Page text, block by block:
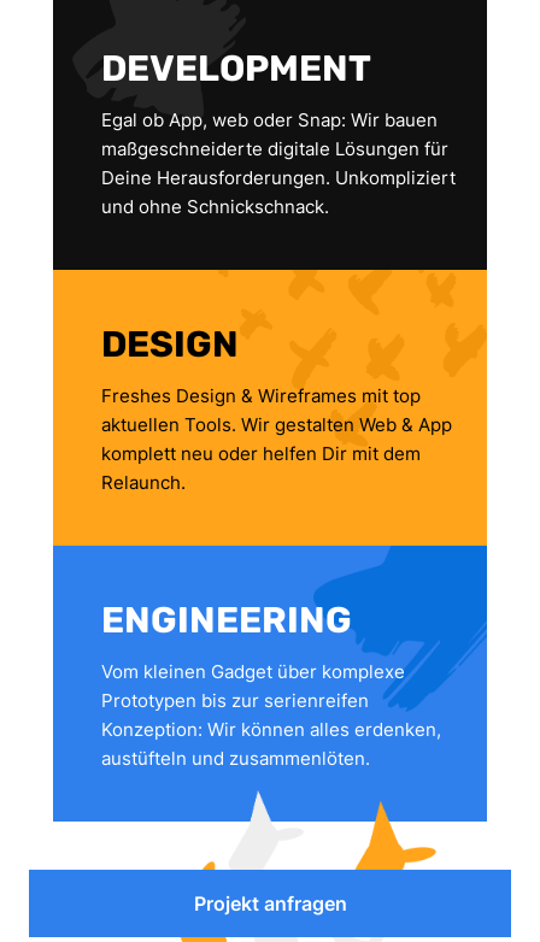
DEVELOPMENT
Egal ob App, web oder Snap: Wir bauen
maßgeschneiderte digitale Lösungen für
Deine Herausforderungen. Unkompliziert
und ohne Schnickschnack.
DESIGN
Freshes Design & Wireframes mit top
aktuellen Tools. Wir gestalten Web & App
komplett neu oder helfen Dir mit dem
Relaunch.
ENGINEERING
Vom kleinen Gadget über komplexe
Prototypen bis zur serienreifen
Konzeption: Wir können alles erdenken,
austüfteln und zusammenlöten.
Projekt anfragen